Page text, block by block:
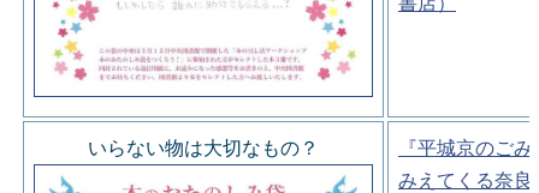
いらない物は大切なもの？
『平城京のご
みえてくる奈